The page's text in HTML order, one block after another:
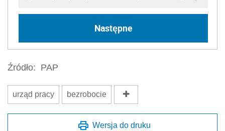
Następne
Źródło: PAP
urząd pracy bezrobocie
Wersja do druku